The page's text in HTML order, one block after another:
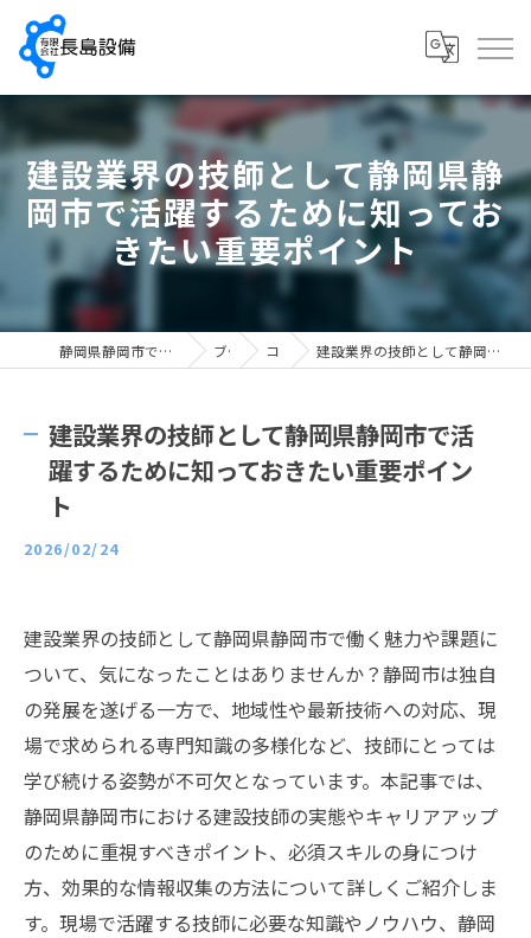
建設業界の技師として静岡県静
岡市で活躍するために知ってお
きたい重要ポイント
静岡県静岡市で配管工の求人なら有限会社長島設備 ブログ コラム 建設業界の技師として静岡県静岡市で活躍するために知っておきたい重要ポイント
建設業界の技師として静岡県静岡市で活
躍するために知っておきたい重要ポイン
ト
2026/02/24
建設業界の技師として静岡県静岡市で働く魅力や課題に
ついて、気になったことはありませんか？静岡市は独自
の発展を遂げる一方で、地域性や最新技術への対応、現
場で求められる専門知識の多様化など、技師にとっては
学び続ける姿勢が不可欠となっています。本記事では、
静岡県静岡市における建設技師の実態やキャリアアップ
のために重視すべきポイント、必須スキルの身につけ
方、効果的な情報収集の方法について詳しくご紹介しま
す。現場で活躍する技師に必要な知識やノウハウ、静岡